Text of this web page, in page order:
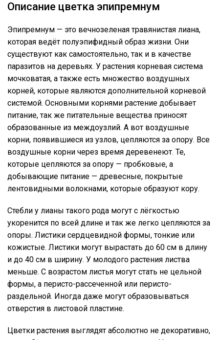
Описание цветка эпипремнум
Эпипремнум — это вечнозеленая травянистая лиана,
которая ведёт полуэпифидный образ жизни. Они
существуют как самостоятельно, так и в качестве
паразитов на деревьях. У растения корневая система
мочковатая, а также есть множество воздушных
корней, которые являются дополнительной корневой
системой. Основными корнями растение добывает
питание, так же питательные вещества приносят
образованные из междоузлий. А вот воздушные
корни, появившиеся из узлов, цепляются за опору. Все
воздушные корни через время деревенеют. Те,
которые цепляются за опору — пробковые, а
добывающие питание — древесные, покрытые
лентовидными волокнами, которые образуют кору.
Стебли у лианы такого рода могут с лёгкостью
укоренится по всей длине и так же легко цепляются за
опоры. Листики сердцевидной формы, тонкие или
кожистые. Листики могут вырастать до 60 см в длину
и до 40 см в ширину. У молодого растения листва
меньше. С возрастом листья могут стать не цельной
формы, а перисто-рассеченной или перисто-
раздельной. Иногда даже могут образовываться
отверстия в листовой пластине.
Цветки растения выглядят абсолютно не декоративно,